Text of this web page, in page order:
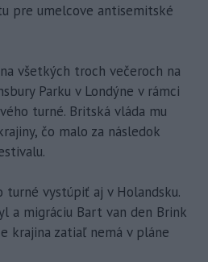
pre umelcove antisemitské
všetkých troch večeroch na
Parku v Londýne v rámci
turné. Britská vláda mu
čo malo za následok
turné vystúpiť aj v Holandsku.
a migráciu Bart van den Brink
krajina zatiaľ nemá v pláne